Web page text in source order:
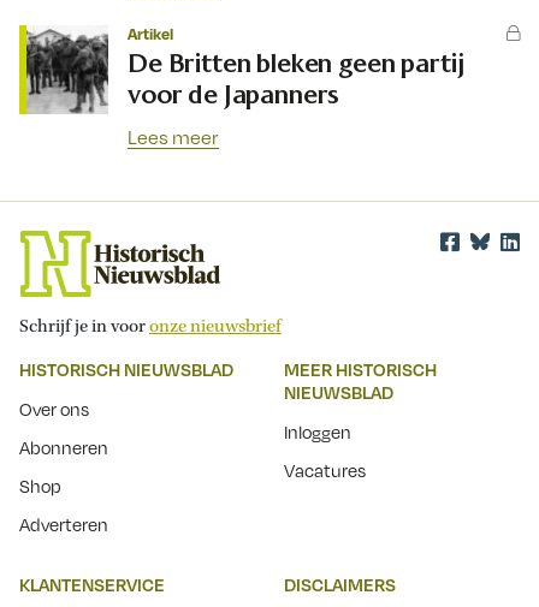
Artikel
De Britten bleken geen partij
voor de Japanners
Lees meer
Schrijf je in vooronze nieuwsbrief
HISTORISCH NIEUWSBLAD
Over ons
Abonneren
Shop
Adverteren
MEER HISTORISCH
NIEUWSBLAD
Inloggen
Vacatures
KLANTENSERVICE DISCLAIMERS